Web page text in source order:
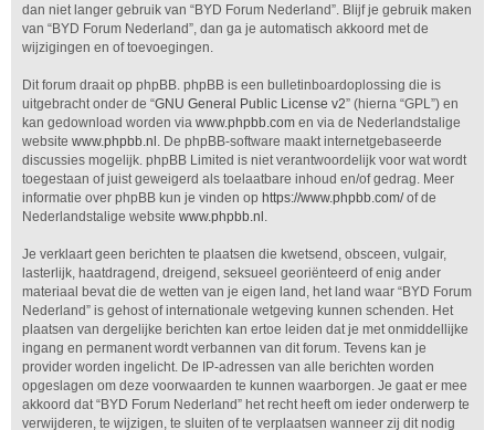
dan niet langer gebruik van “BYD Forum Nederland”. Blijf je gebruik maken
van “BYD Forum Nederland”, dan ga je automatisch akkoord met de
wijzigingen en of toevoegingen.
Dit forum draait op phpBB. phpBB is een bulletinboardoplossing die is
uitgebracht onder de “GNU General Public License v2” (hierna “GPL”) en
kan gedownload worden via www.phpbb.com en via de Nederlandstalige
website www.phpbb.nl . De phpBB-software maakt internetgebaseerde
discussies mogelijk. phpBB Limited is niet verantwoordelijk voor wat wordt
toegestaan of juist geweigerd als toelaatbare inhoud en/of gedrag. Meer
informatie over phpBB kun je vinden op https://www.phpbb.com/of de
Nederlandstalige website www.phpbb.nl .
Je verklaart geen berichten te plaatsen die kwetsend, obsceen, vulgair,
lasterlijk, haatdragend, dreigend, seksueel georiënteerd of enig ander
materiaal bevat die de wetten van je eigen land, het land waar “BYD Forum
Nederland” is gehost of internationale wetgeving kunnen schenden. Het
plaatsen van dergelijke berichten kan ertoe leiden dat je met onmiddellijke
ingang en permanent wordt verbannen van dit forum. Tevens kan je
provider worden ingelicht. De IP-adressen van alle berichten worden
opgeslagen om deze voorwaarden te kunnen waarborgen. Je gaat er mee
akkoord dat “BYD Forum Nederland” het recht heeft om ieder onderwerp te
verwijderen, te wijzigen, te sluiten of te verplaatsen wanneer zij dit nodig